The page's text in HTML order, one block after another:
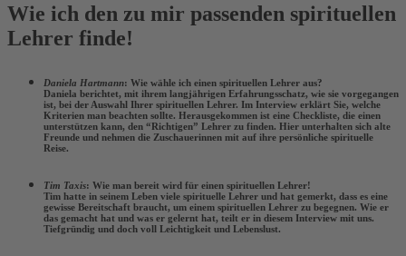
Wie ich den zu mir passenden spirituellen
Lehrer finde!
Daniela Hartmann: Wie wähle ich einen spirituellen Lehrer aus?
Daniela berichtet, mit ihrem langjährigen Erfahrungsschatz, wie sie vorgegangen
ist, bei der Auswahl Ihrer spirituellen Lehrer. Im Interview erklärt Sie, welche
Kriterien man beachten sollte. Herausgekommen ist eine Checkliste, die einen
unterstützen kann, den “Richtigen” Lehrer zu finden. Hier unterhalten sich alte
Freunde und nehmen die Zuschauerinnen mit auf ihre persönliche spirituelle
Reise.
Tim Taxis: Wie man bereit wird für einen spirituellen Lehrer!
Tim hatte in seinem Leben viele spirituelle Lehrer und hat gemerkt, dass es eine
gewisse Bereitschaft braucht, um einem spirituellen Lehrer zu begegnen. Wie er
das gemacht hat und was er gelernt hat, teilt er in diesem Interview mit uns.
Tiefgründig und doch voll Leichtigkeit und Lebenslust.